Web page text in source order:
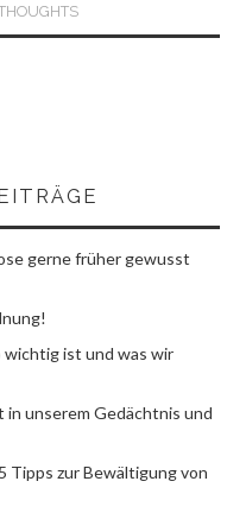
gerne früher gewusst
wichtig ist und was wir
in unserem Gedächtnis und
Tipps zur Bewältigung von